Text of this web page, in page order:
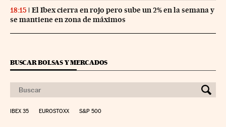
18:15
El Ibex cierra en rojo pero sube un 2% en la semana y
se mantiene en zona de máximos
BUSCAR BOLSAS Y MERCADOS
IBEX 35 EUROSTOXX S&P 500